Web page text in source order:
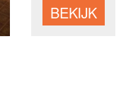
BEKIJK